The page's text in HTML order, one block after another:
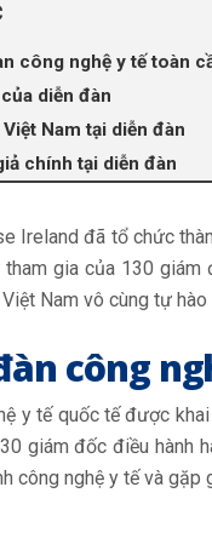
công nghệ y tế toàn
diễn đàn
Nam tại diễn đàn
chính tại diễn đàn
Ireland đã tổ chức
gia của 130 giám
Nam vô cùng tự
công
y tế quốc tế được
giám đốc điều hành
công nghệ y tế và